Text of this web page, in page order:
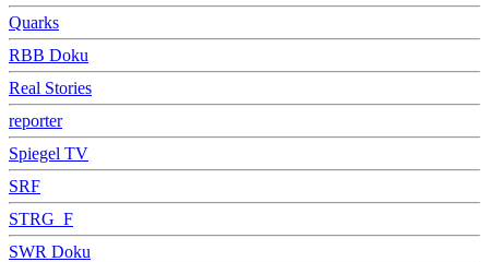
Quarks
RBB Doku
Real Stories
reporter
Spiegel TV
SRF
STRG_F
SWR Doku